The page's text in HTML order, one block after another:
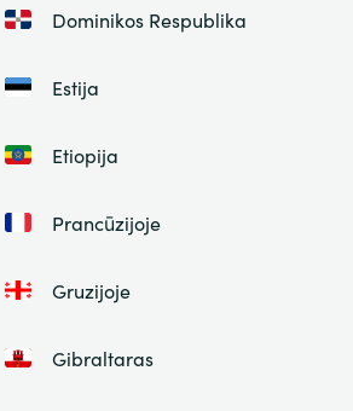
Dominikos Respublika
Estija
Etiopija
Prancūzijoje
Gruzijoje
Gibraltaras